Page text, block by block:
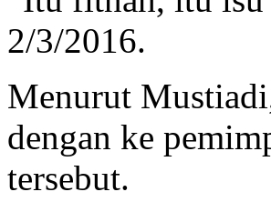
2/3/2016.
Menurut
dengan ke
tersebut.